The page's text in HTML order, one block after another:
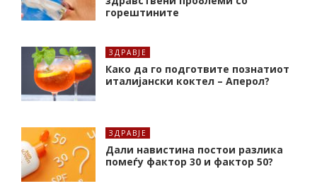
горештините
ЗДРАВЈЕ
Како да го подготвите познатиот
италијански коктел – Аперол?
ЗДРАВЈЕ
Дали навистина постои разлика
помеѓу фактор 30 и фактор 50?